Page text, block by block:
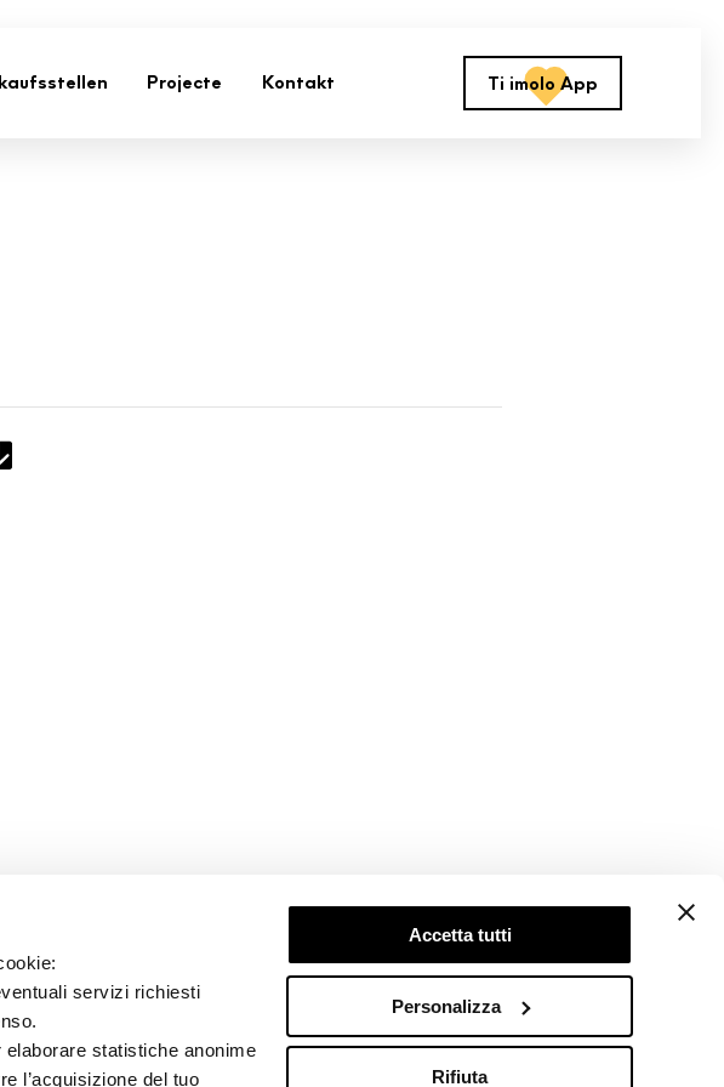
servizi richiesti
statistiche anonime
l’acquisizione del tuo
Accetta tutti
Personalizza
Rifiuta
Projecte Kontakt Ti imolo App
Follow us